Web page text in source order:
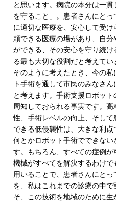
と思います。病院の本分は一
を守ること」。患者さんにと
に適切な医療を、安心して受
頼できる医療の場があり、自
ができる、その安心を守り続
る最も大切な役割だと考えてい
そのように考えたとき、今の
ト手術を通して市民のみなさ
と考えます。手術支援ロボッ
周知しておられる事実です。
性、手術レベルの向上、そし
できる低侵襲性は、大きな利点
何とかロボット手術でできな
す。もちろん、すべての症例が
機械がすべてを解決するわけ
用いることで、患者さんにと
を、私はこれまでの診療の中
そ、この技術を地域のために